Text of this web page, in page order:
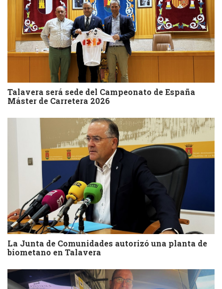
Talavera será sede del Campeonato de España
Máster de Carretera 2026
La Junta de Comunidades autorizó una planta de
biometano en Talavera